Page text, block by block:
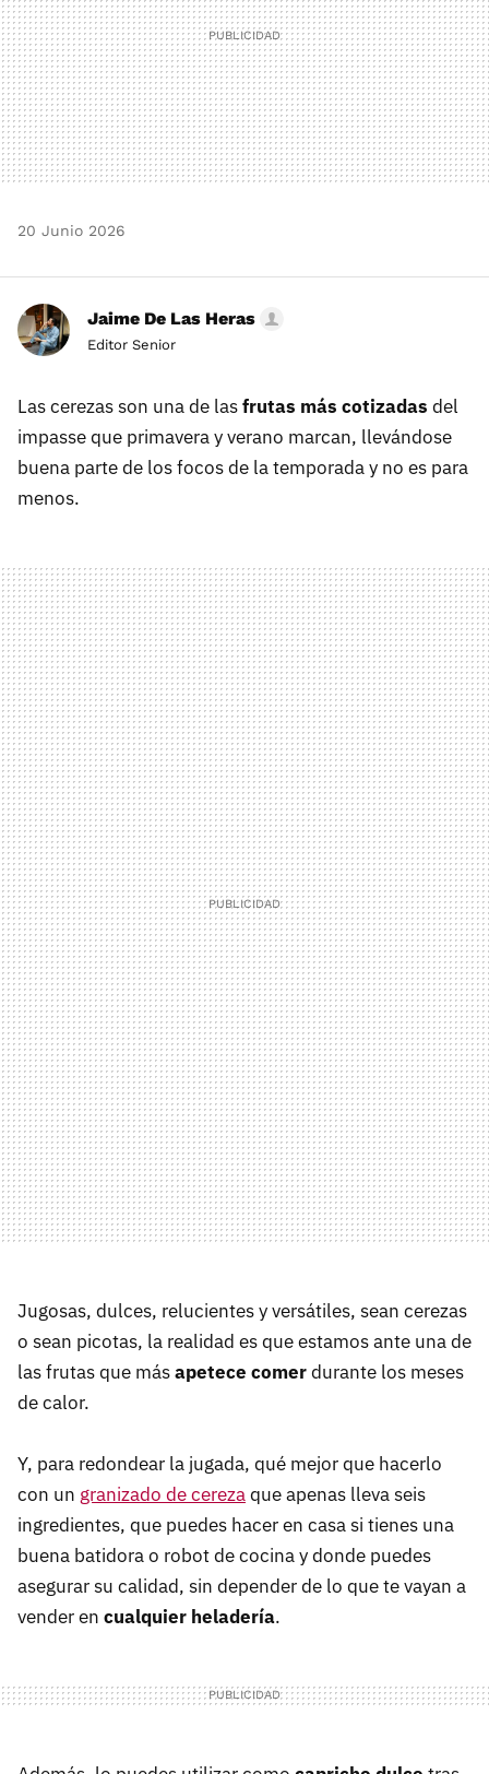
20 Junio 2026
Jaime De Las Heras
Editor Senior
Las cerezas son una de lasfrutas más cotizadas del
impasse que primavera y verano marcan, llevándose
buena parte de los focos de la temporada y no es para
menos.
Jugosas, dulces, relucientes y versátiles, sean cerezas
o sean picotas, la realidad es que estamos ante una de
las frutas que másapetece comerdurante los meses
de calor.
Y, para redondear la jugada, qué mejor que hacerlo
con un granizado de cerezaque apenas lleva seis
ingredientes, que puedes hacer en casa si tienes una
buena batidora o robot de cocina y donde puedes
asegurar su calidad, sin depender de lo que te vayan a
vender en cualquier heladería.